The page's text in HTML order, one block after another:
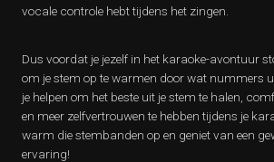
vocale controle hebt tijdens het zingen.
Dus voordat je jezelf in het karaoke-avontuur
om je stem op te warmen door wat nummers
je helpen om het beste uit je stem te halen,
en meer zelfvertrouwen te hebben tijdens je
warm die stembanden op en geniet van een
ervaring!